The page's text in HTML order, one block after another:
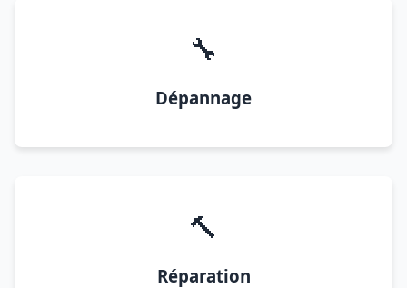
🔧
Dépannage
🔨
Réparation